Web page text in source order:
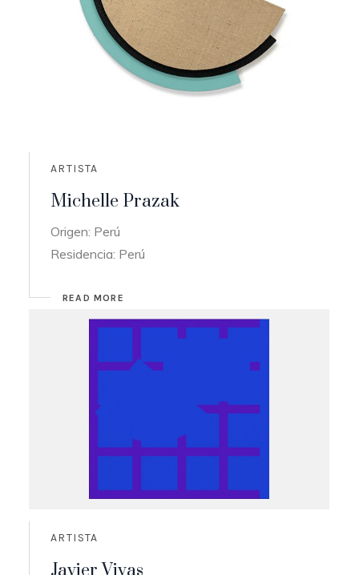
ARTISTA
Michelle Prazak
Origen: Perú
Residencia: Perú
READ MORE
ARTISTA
Javier Vivas